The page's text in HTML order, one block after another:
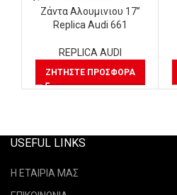
Ζάντα Αλουμινιου 17”
Replica Audi 661
REPLICA AUDI
ΖΗΤΉΣΤΕ ΠΡΟΣΦΟΡΆ
USEFUL LINKS
Η ΕΤΑΙΡΙΑ ΜΑΣ